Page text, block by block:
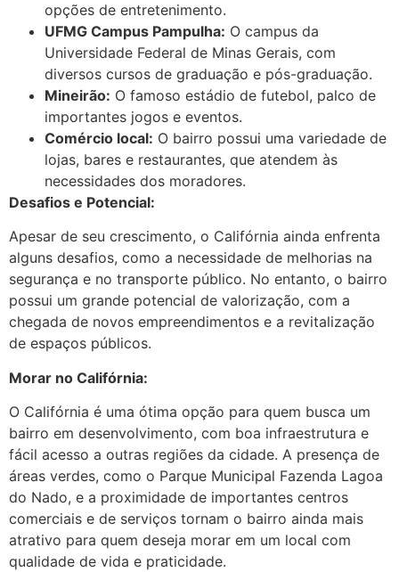
opções de entretenimento.
UFMG Campus Pampulha: O campus da
Universidade Federal de Minas Gerais, com
diversos cursos de graduação e pós-graduação.
Mineirão: O famoso estádio de futebol, palco de
importantes jogos e eventos.
Comércio local: O bairro possui uma variedade de
lojas, bares e restaurantes, que atendem às
necessidades dos moradores.
Desafios e Potencial:
Apesar de seu crescimento, o Califórnia ainda enfrenta
alguns desafios, como a necessidade de melhorias na
segurança e no transporte público. No entanto, o bairro
possui um grande potencial de valorização, com a
chegada de novos empreendimentos e a revitalização
de espaços públicos.
Morar no Califórnia:
O Califórnia é uma ótima opção para quem busca um
bairro em desenvolvimento, com boa infraestrutura e
fácil acesso a outras regiões da cidade. A presença de
áreas verdes, como o Parque Municipal Fazenda Lagoa
do Nado, e a proximidade de importantes centros
comerciais e de serviços tornam o bairro ainda mais
atrativo para quem deseja morar em um local com
qualidade de vida e praticidade.